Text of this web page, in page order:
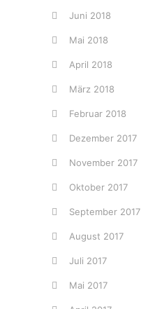
Juni 2018
Mai 2018
April 2018
März 2018
Februar 2018
Dezember 2017
November 2017
Oktober 2017
September 2017
August 2017
Juli 2017
Mai 2017